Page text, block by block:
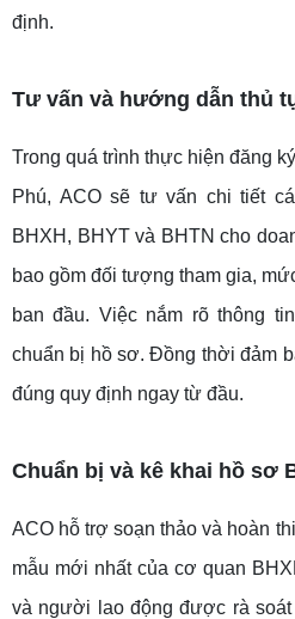
định.
Tư vấn và hướng dẫn thủ
Trong quá trình thực hiện đăng
Phú, ACO sẽ tư vấn chi tiết
BHXH, BHYT và BHTN cho
bao gồm đối tượng tham gia,
ban đầu. Việc nắm rõ thông
chuẩn bị hồ sơ. Đồng thời đảm
đúng quy định ngay từ đầu.
Chuẩn bị và kê khai hồ sơ
ACO hỗ trợ soạn thảo và hoàn
mẫu mới nhất của cơ quan
và người lao động được rà